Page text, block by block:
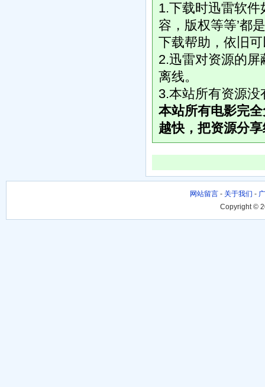
1.下载时迅雷软件
容，版权等等’都
下载帮助，依旧
2.迅雷对资源的
离线。
3.本站所有资源
本站所有电影完
越快，把资源分
网站留言 - 关于我们 -
Copyright ©